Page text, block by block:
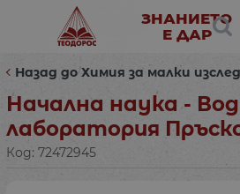
ЗНАНИЕТО
Е ДАР
Назад до Химия за малки
Начална наука -
лаборатория
Код: 72472945